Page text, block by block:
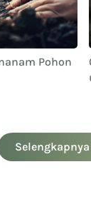
Pohon
Selengkapnya